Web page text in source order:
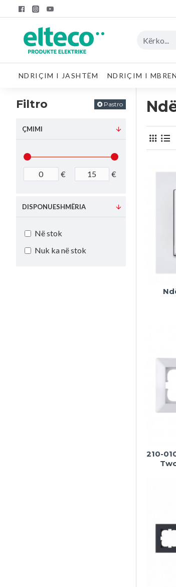
NDRIÇIM I JASHTËM NDRIÇIM I
Filtro Pastro
ÇMIMI
€ €
DISPONUESHMËRIA
Në stok
Nuk ka në stok
210-